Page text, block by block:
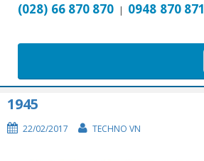
(028) 66 870 870 | 0948 870 871
1945
22/02/2017 TECHNO VN